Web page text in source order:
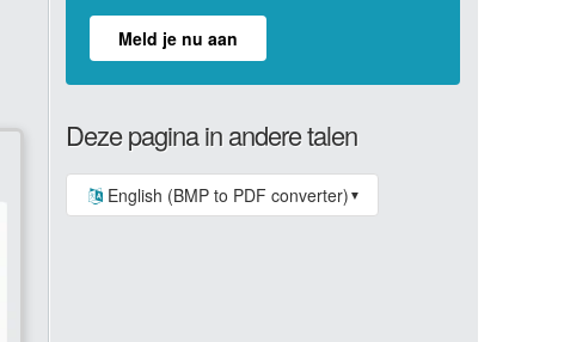
Meld je nu aan
Deze pagina in andere talen
English (BMP to PDF converter) ▼